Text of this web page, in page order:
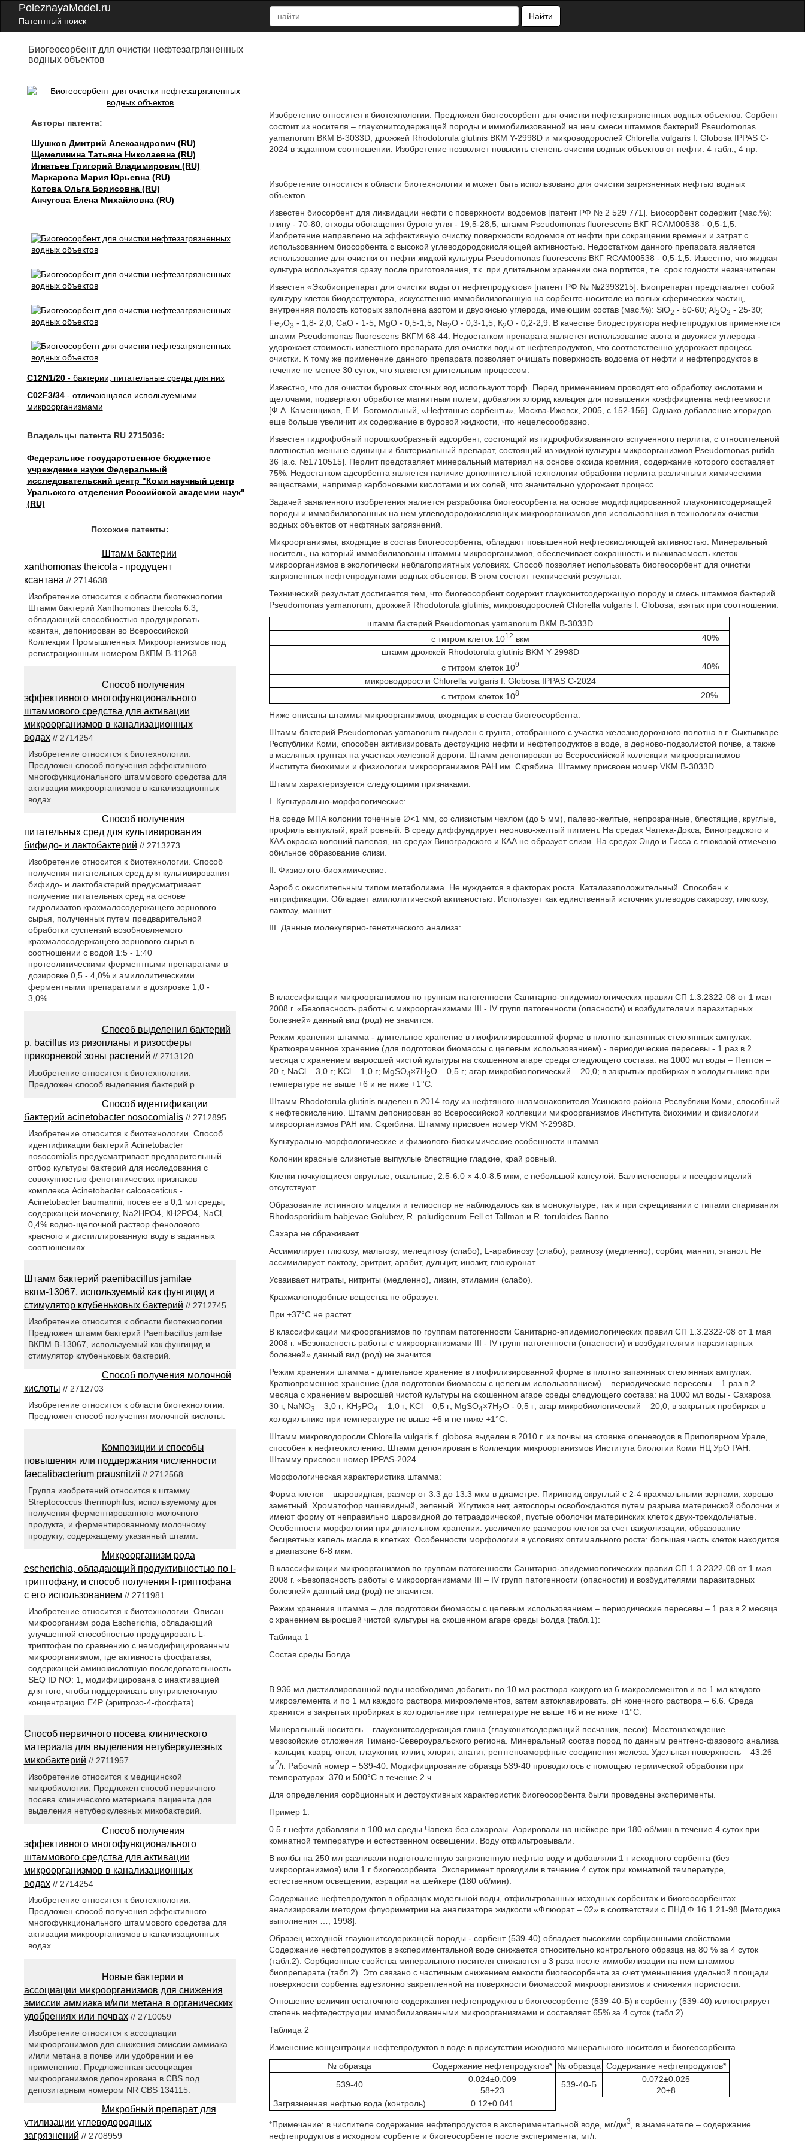
PoleznayaModel.ru
Патентный поиск
Найти
Биогеосорбент для очистки нефтезагрязненных
водных объектов
Авторы патента:
Шушков Дмитрий Александрович (RU)
Щемелинина Татьяна Николаевна (RU)
Игнатьев Григорий Владимирович (RU)
Маркарова Мария Юрьевна (RU)
Котова Ольга Борисовна (RU)
Анчугова Елена Михайловна (RU)
C12N1/20- бактерии; питательные среды для них
C02F3/34- отличающаяся используемыми
микроорганизмами
Владельцы патента RU 2715036:
Федеральное государственное бюджетное
учреждение науки Федеральный
исследовательский центр "Коми научный центр
Уральского отделения Российской академии наук"
(RU)
Изобретение относится к биотехнологии. Предложен биогеосорбент для очистки нефтезагрязненных водных объектов. Сорбент
состоит из носителя – глауконитсодержащей породы и иммобилизованной на нем смеси штаммов бактерий Pseudomonas
yamanorum ВКМ В-3033D, дрожжей Rhodotorula glutinis ВКМ Y-2998D и микроводорослей Chlorella vulgaris f. Globosa IPPAS C-
2024 в заданном соотношении. Изобретение позволяет повысить степень очистки водных объектов от нефти. 4 табл., 4 пр.
Изобретение относится к области биотехнологии и может быть использовано для очистки загрязненных нефтью водных
объектов.
Известен биосорбент для ликвидации нефти с поверхности водоемов [патент РФ № 2 529 771]. Биосорбент содержит (мас.%):
глину - 70-80; отходы обогащения бурого угля - 19,5-28,5; штамм Pseudomonas fluorescens ВКГ RCAM00538 - 0,5-1,5.
Изобретение направлено на эффективную очистку поверхности водоемов от нефти при сокращении времени и затрат с
использованием биосорбента с высокой углеводородокисляющей активностью. Недостатком данного препарата является
использование для очистки от нефти жидкой культуры Pseudomonas fluorescens ВКГ RCAM00538 - 0,5-1,5. Известно, что жидкая
культура используется сразу после приготовления, т.к. при длительном хранении она портится, т.е. срок годности незначителен.
Известен «Экобиопрепарат для очистки воды от нефтепродуктов» [патент РФ № №2393215]. Биопрепарат представляет собой
культуру клеток биодеструктора, искусственно иммобилизованную на сорбенте-носителе из полых сферических частиц,
внутренняя полость которых заполнена азотом и двуокисью углерода, имеющим состав (мас.%): SiO2 - 50-60; Al2O2 - 25-30;
Fe2O3 - 1,8- 2,0; CaO - 1-5; MgO - 0,5-1,5; Na2O - 0,3-1,5; К2О - 0,2-2,9. В качестве биодеструктора нефтепродуктов применяется
штамм Pseudomonas fluorescens ВКГМ 68-44. Недостатком препарата является использование азота и двуокиси углерода -
удорожает стоимость известного препарата для очистки воды от нефтепродуктов, что соответственно удорожает процесс
очистки. К тому же применение данного препарата позволяет очищать поверхность водоема от нефти и нефтепродуктов в
течение не менее 30 суток, что является длительным процессом.
Известно, что для очистки буровых сточных вод используют торф. Перед применением проводят его обработку кислотами и
щелочами, подвергают обработке магнитным полем, добавляя хлорид кальция для повышения коэффициента нефтеемкости
[Ф.А. Каменщиков, Е.И. Богомольный, «Нефтяные сорбенты», Москва-Ижевск, 2005, с.152-156]. Однако добавление хлоридов
еще больше увеличит их содержание в буровой жидкости, что нецелесообразно.
Известен гидрофобный порошкообразный адсорбент, состоящий из гидрофобизованного вспученного перлита, с относительной
плотностью меньше единицы и бактериальный препарат, состоящий из жидкой культуры микроорганизмов Pseudomonas putida
36 [а.с. №1710515]. Перлит представляет минеральный материал на основе оксида кремния, содержание которого составляет
75%. Недостатком адсорбента является наличие дополнительной технологии обработки перлита различными химическими
веществами, например карбоновыми кислотами и их солей, что значительно удорожает процесс.
Задачей заявленного изобретения является разработка биогеосорбента на основе модифицированной глауконитсодержащей
породы и иммобилизованных на нем углеводородокисляющих микроорганизмов для использования в технологиях очистки
водных объектов от нефтяных загрязнений.
Микроорганизмы, входящие в состав биогеосорбента, обладают повышенной нефтеокисляющей активностью. Минеральный
носитель, на который иммобилизованы штаммы микроорганизмов, обеспечивает сохранность и выживаемость клеток
микроорганизмов в экологически неблагоприятных условиях. Способ позволяет использовать биогеосорбент для очистки
загрязненных нефтепродуктами водных объектов. В этом состоит технический результат.
Технический результат достигается тем, что биогеосорбент содержит глауконитсодержащую породу и смесь штаммов бактерий
Pseudomonas yamanorum, дрожжей Rhodotorula glutinis, микроводорослей Chlorella vulgaris f. Globosa, взятых при соотношении:
штамм бактерий Pseudomonas yamanorum ВКМ B-3033D
с титром клеток 1012 вкм
40%
штамм дрожжей Rhodotorula glutinis BKM Y-2998D
с титром клеток 109
40%
микроводоросли Chlorella vulgaris f. Globosa IPPAS C-2024
с титром клеток 108 20%.
Ниже описаны штаммы микроорганизмов, входящих в состав биогеосорбента.
Штамм бактерий Pseudomonas yamanorum выделен с грунта, отобранного с участка железнодорожного полотна в г. Сыктывкаре
Республики Коми, способен активизировать деструкцию нефти и нефтепродуктов в воде, в дерново-подзолистой почве, а также
в масляных грунтах на участках железной дороги. Штамм депонирован во Всероссийской коллекции микроорганизмов
Института биохимии и физиологии микроорганизмов РАН им. Скрябина. Штамму присвоен номер VKM В-3033D.
Штамм характеризуется следующими признаками:
I. Культурально-морфологические:
На среде МПА колонии точечные ∅<1 мм, со слизистым чехлом (до 5 мм), палево-желтые, непрозрачные, блестящие, круглые,
профиль выпуклый, край ровный. В среду диффундирует неоново-желтый пигмент. На средах Чапека-Докса, Виноградского и
КАА окраска колоний палевая, на средах Виноградского и КАА не образует слизи. На средах Эндо и Гисса с глюкозой отмечено
обильное образование слизи.
II. Физиолого-биохимические:
Аэроб с окислительным типом метаболизма. Не нуждается в факторах роста. Каталазаположительный. Способен к
нитрификации. Обладает амилолитической активностью. Использует как единственный источник углеводов сахарозу, глюкозу,
лактозу, маннит.
III. Данные молекулярно-генетического анализа:
В классификации микроорганизмов по группам патогенности Санитарно-эпидемиологических правил СП 1.3.2322-08 от 1 мая
2008 г. «Безопасность работы с микроорганизмами III - IV групп патогенности (опасности) и возбудителями паразитарных
болезней» данный вид (род) не значится.
Режим хранения штамма - длительное хранение в лиофилизированной форме в плотно запаянных стеклянных ампулах.
Кратковременное хранение (для подготовки биомассы с целевым использованием) - периодические пересевы - 1 раз в 2
месяца с хранением выросшей чистой культуры на скошенном агаре среды следующего состава: на 1000 мл воды – Пептон –
20 г, NaCl – 3,0 г; KCl – 1,0 г; MgSO4×7H2O – 0,5 г; агар микробиологический – 20,0; в закрытых пробирках в холодильнике при
температуре не выше +6 и не ниже +1°С.
Штамм Rhodotorula glutinis выделен в 2014 году из нефтяного шламонакопителя Усинского района Республики Коми, способный
к нефтеокислению. Штамм депонирован во Всероссийской коллекции микроорганизмов Института биохимии и физиологии
микроорганизмов РАН им. Скрябина. Штамму присвоен номер VKM Y-2998D.
Культурально-морфологические и физиолого-биохимические особенности штамма
Колонии красные слизистые выпуклые блестящие гладкие, край ровный.
Клетки почкующиеся округлые, овальные, 2.5-6.0 × 4.0-8.5 мкм, с небольшой капсулой. Баллистоспоры и псевдомицелий
отсутствуют.
Образование истинного мицелия и телиоспор не наблюдалось как в монокультуре, так и при скрещивании с типами спаривания
Rhodosporidium babjevae Golubev, R. paludigenum Fell et Tallman и R. toruloides Banno.
Сахара не сбраживает.
Ассимилирует глюкозу, мальтозу, мелецитозу (слабо), L-арабинозу (слабо), рамнозу (медленно), сорбит, маннит, этанол. Не
ассимилирует лактозу, эритрит, арабит, дульцит, инозит, глюкуронат.
Усваивает нитраты, нитриты (медленно), лизин, этиламин (слабо).
Крахмалоподобные вещества не образует.
При +37°С не растет.
В классификации микроорганизмов по группам патогенности Санитарно-эпидемиологических правил СП 1.3.2322-08 от 1 мая
2008 г. «Безопасность работы с микроорганизмами III - IV групп патогенности (опасности) и возбудителями паразитарных
болезней» данный вид (род) не значится.
Режим хранения штамма - длительное хранение в лиофилизированной форме в плотно запаянных стеклянных ампулах.
Кратковременное хранение (для подготовки биомассы с целевым использованием) – периодические пересевы – 1 раз в 2
месяца с хранением выросшей чистой культуры на скошенном агаре среды следующего состава: на 1000 мл воды - Сахароза
30 г, NaNO3– 3,0 г; KH2PO4 – 1,0 г; KCl – 0,5 г; MgSO4×7H2O - 0,5 г; агар микробиологический – 20,0; в закрытых пробирках в
холодильнике при температуре не выше +6 и не ниже +1°С.
Штамм микроводоросли Chlorella vulgaris f. globosa выделен в 2010 г. из почвы на стоянке оленеводов в Приполярном Урале,
способен к нефтеокислению. Штамм депонирован в Коллекции микроорганизмов Института биологии Коми НЦ УрО РАН.
Штамму присвоен номер IPPAS-2024.
Морфологическая характеристика штамма:
Форма клеток – шаровидная, размер от 3.3 до 13.3 мкм в диаметре. Пириноид округлый с 2-4 крахмальными зернами, хорошо
заметный. Хроматофор чашевидный, зеленый. Жгутиков нет, автоспоры освобождаются путем разрыва материнской оболочки и
имеют форму от неправильно шаровидной до тетраэдрической, пустые оболочки материнских клеток двух-трехдольчатые.
Особенности морфологии при длительном хранении: увеличение размеров клеток за счет вакуолизации, образование
бесцветных капель масла в клетках. Особенности морфологии в условиях оптимального роста: большая часть клеток находится
в диапазоне 6-8 мкм.
В классификации микроорганизмов по группам патогенности Санитарно-эпидемиологических правил СП 1.3.2322-08 от 1 мая
2008 г. «Безопасность работы с микроорганизмами III – IV групп патогенности (опасности) и возбудителями паразитарных
болезней» данный вид (род) не значится.
Режим хранения штамма – для подготовки биомассы с целевым использованием – периодические пересевы – 1 раз в 2 месяца
с хранением выросшей чистой культуры на скошенном агаре среды Болда (табл.1):
Таблица 1
Состав среды Болда
В 936 мл дистиллированной воды необходимо добавить по 10 мл раствора каждого из 6 макроэлементов и по 1 мл каждого
микроэлемента и по 1 мл каждого раствора микроэлементов, затем автоклавировать. рН конечного раствора – 6.6. Среда
хранится в закрытых пробирках в холодильнике при температуре не выше +6 и не ниже +1°С.
Минеральный носитель – глауконитсодержащая глина (глауконитсодержащий песчаник, песок). Местонахождение –
мезозойские отложения Тимано-Североуральского региона. Минеральный состав пород по данным рентгено-фазового анализа
- кальцит, кварц, опал, глауконит, иллит, хлорит, апатит, рентгеноаморфные соединения железа. Удельная поверхность – 43.26
м2/г. Рабочий номер – 539-40. Модифицирование образца 539-40 проводилось с помощью термической обработки при
температурах 370 и 500°С в течение 2 ч.
Для определения сорбционных и деструктивных характеристик биогеосорбента были проведены эксперименты.
Пример 1.
0.5 г нефти добавляли в 100 мл среды Чапека без сахарозы. Аэрировали на шейкере при 180 об/мин в течение 4 суток при
комнатной температуре и естественном освещении. Воду отфильтровывали.
В колбы на 250 мл разливали подготовленную загрязненную нефтью воду и добавляли 1 г исходного сорбента (без
микроорганизмов) или 1 г биогеосорбента. Эксперимент проводили в течение 4 суток при комнатной температуре,
естественном освещении, аэрации на шейкере (180 об/мин).
Содержание нефтепродуктов в образцах модельной воды, отфильтрованных исходных сорбентах и биогеосорбентах
анализировали методом флуориметрии на анализаторе жидкости «Флюорат – 02» в соответствии с ПНД Ф 16.1.21-98 [Методика
выполнения …, 1998].
Образец исходной глауконитсодержащей породы - сорбент (539-40) обладает высокими сорбционными свойствами.
Содержание нефтепродуктов в экспериментальной воде снижается относительно контрольного образца на 80 % за 4 суток
(табл.2). Сорбционные свойства минерального носителя снижаются в 3 раза после иммобилизации на нем штаммов
биопрепарата (табл.2). Это связано с частичным снижением емкости биогеосорбента за счет уменьшения удельной площади
поверхности сорбента адгезионно закрепленной на поверхности биомассой микроорганизмов и снижения пористости.
Отношение величин остаточного содержания нефтепродуктов в биогеосорбенте (539-40-Б) к сорбенту (539-40) иллюстрирует
степень нефтедеструкции иммобилизованными микроорганизмами и составляет 65% за 4 суток (табл.2).
Таблица 2
Изменение концентрации нефтепродуктов в воде в присутствии исходного минерального носителя и биогеосорбента
№ образца
Содержание нефтепродуктов* № образца
Содержание нефтепродуктов*
539-40
0.024±0.009
58±23
539-40-Б
0.072±0.025
20±8
Загрязненная нефтью вода (контроль)
0.12±0.041
*Примечание: в числителе содержание нефтепродуктов в экспериментальной воде, мг/дм3
, в знаменателе – содержание
нефтепродуктов в исходном сорбенте и биогеосорбенте после эксперимента, мг/г.
Похожие патенты:
Штамм бактерии
xanthomonas theicola - продуцент
ксантана // 2714638
Изобретение относится к области биотехнологии.
Штамм бактерий Xanthomonas theicola 6.3,
обладающий способностью продуцировать
ксантан, депонирован во Всероссийской
Коллекции Промышленных Микроорганизмов под
регистрационным номером ВКПМ В-11268.
Способ получения
эффективного многофункционального
штаммового средства для активации
микроорганизмов в канализационных
водах// 2714254
Изобретение относится к биотехнологии.
Предложен способ получения эффективного
многофункционального штаммового средства для
активации микроорганизмов в канализационных
водах.
Способ получения
питательных сред для культивирования
бифидо- и лактобактерий // 2713273
Изобретение относится к биотехнологии. Способ
получения питательных сред для культивирования
бифидо- и лактобактерий предусматривает
получение питательных сред на основе
гидролизатов крахмалосодержащего зернового
сырья, полученных путем предварительной
обработки суспензий возобновляемого
крахмалосодержащего зернового сырья в
соотношении с водой 1:5 - 1:40
протеолитическими ферментными препаратами в
дозировке 0,5 - 4,0% и амилолитическими
ферментными препаратами в дозировке 1,0 -
3,0%.
Способ выделения бактерий
p. bacillus из ризопланы и ризосферы
прикорневой зоны растений // 2713120
Изобретение относится к биотехнологии.
Предложен способ выделения бактерий p.
Способ идентификации
бактерий acinetobacter nosocomialis// 2712895
Изобретение относится к биотехнологии. Способ
идентификации бактерий Acinetobacter
nosocomialis предусматривает предварительный
отбор культуры бактерий для исследования с
совокупностью фенотипических признаков
комплекса Acinetobacter calcoaceticus -
Acinetobacter baumannii, посев ее в 0,1 мл среды,
содержащей мочевину, Na2HPО4, КН2РО4, NaCl,
0,4% водно-щелочной раствор фенолового
красного и дистиллированную воду в заданных
соотношениях.
Штамм бактерий paenibacillus jamilae
вкпм-13067, используемый как фунгицид и
стимулятор клубеньковых бактерий // 2712745
Изобретение относится к области биотехнологии.
Предложен штамм бактерий Раеnibacillus jamilae
ВКПМ В-13067, используемый как фунгицид и
стимулятор клубеньковых бактерий.
Способ получения молочной
кислоты // 2712703
Изобретение относится к области биотехнологии.
Предложен способ получения молочной кислоты.
Композиции и способы
повышения или поддержания численности
faecalibacterium prausnitzii // 2712568
Группа изобретений относится к штамму
Streptococcus thermophilus, используемому для
получения ферментированного молочного
продукта, и ферментированному молочному
продукту, содержащему указанный штамм.
Микроорганизм рода
escherichia, обладающий продуктивностью по l-
триптофану, и способ получения l-триптофана
с его использованием // 2711981
Изобретение относится к биотехнологии. Описан
микроорганизм рода Escherichia, обладающий
улучшенной способностью продуцировать L-
триптофан по сравнению с немодифицированным
микроорганизмом, где активность фосфатазы,
содержащей аминокислотную последовательность
SEQ ID NO: 1, модифицирована с инактивацией
для того, чтобы поддерживать внутриклеточную
концентрацию E4P (эритрозо-4-фосфата).
Способ первичного посева клинического
материала для выделения нетуберкулезных
микобактерий // 2711957
Изобретение относится к медицинской
микробиологии. Предложен способ первичного
посева клинического материала пациента для
выделения нетуберкулезных микобактерий.
Способ получения
эффективного многофункционального
штаммового средства для активации
микроорганизмов в канализационных
водах// 2714254
Изобретение относится к биотехнологии.
Предложен способ получения эффективного
многофункционального штаммового средства для
активации микроорганизмов в канализационных
водах.
Новые бактерии и
ассоциации микроорганизмов для снижения
эмиссии аммиака и/или метана в органических
удобрениях или почвах// 2710059
Изобретение относится к ассоциации
микроорганизмов для снижения эмиссии аммиака
и/или метана в почве или удобрении и ее
применению. Предложенная ассоциация
микроорганизмов депонирована в CBS под
депозитарным номером NR CBS 134115.
Микробный препарат для
утилизации углеводородных
загрязнений // 2708959